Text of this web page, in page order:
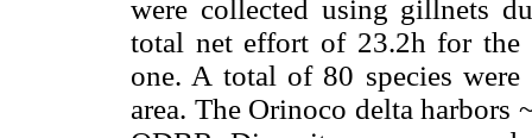
were collected using gillnets
total net effort of 23.2h for the
one. A total of 80 species
area. The Orinoco delta